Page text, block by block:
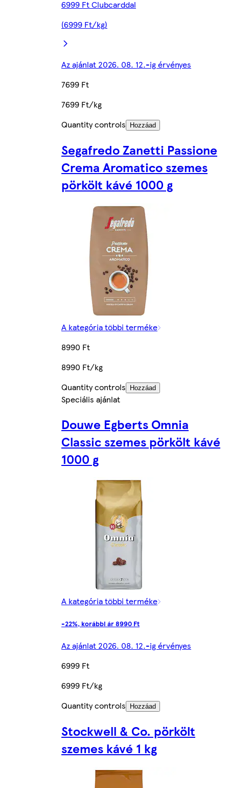
6999 Ft Clubcarddal
(6999 Ft/kg)
Az ajánlat 2026. 08. 12.-ig érvényes
7699 Ft
7699 Ft/kg
Quantity controls
Hozzáad
Segafredo Zanetti Passione
Crema Aromatico szemes
pörkölt kávé 1000 g
A kategória többi terméke
8990 Ft
8990 Ft/kg
Quantity controls
Hozzáad
Speciális ajánlat
Douwe Egberts Omnia
Classic szemes pörkölt kávé
1000 g
A kategória többi terméke
-22%, korábbi ár 8990 Ft
Az ajánlat 2026. 08. 12.-ig érvényes
6999 Ft
6999 Ft/kg
Quantity controls
Hozzáad
Stockwell & Co. pörkölt
szemes kávé 1 kg